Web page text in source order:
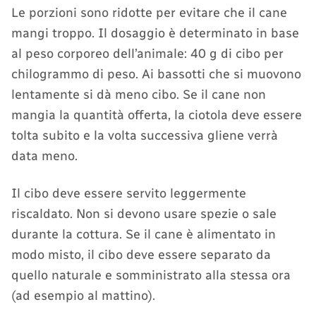
Le porzioni sono ridotte per evitare che il cane
mangi troppo. Il dosaggio è determinato in base
al peso corporeo dell’animale: 40 g di cibo per
chilogrammo di peso. Ai bassotti che si muovono
lentamente si dà meno cibo. Se il cane non
mangia la quantità offerta, la ciotola deve essere
tolta subito e la volta successiva gliene verrà
data meno.
Il cibo deve essere servito leggermente
riscaldato. Non si devono usare spezie o sale
durante la cottura. Se il cane è alimentato in
modo misto, il cibo deve essere separato da
quello naturale e somministrato alla stessa ora
(ad esempio al mattino).